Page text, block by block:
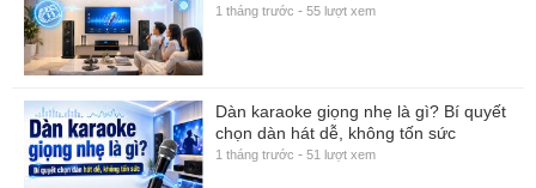
1 tháng trước - 55 lượt xem
Dàn karaoke giọng nhẹ là gì? Bí quyết
chọn dàn hát dễ, không tốn sức
1 tháng trước - 51 lượt xem